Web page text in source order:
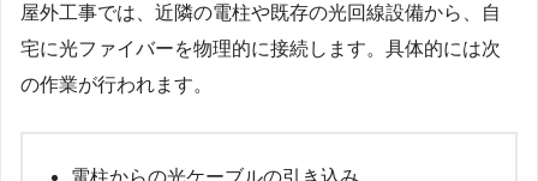
屋外工事では、近隣の電柱や既存の光回線設備から、自
宅に光ファイバーを物理的に接続します。具体的には次
の作業が行われます。
電柱からの光ケーブルの引き込み